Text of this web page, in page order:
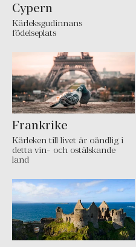
Cypern
Kärleksgudinnans
födelseplats
Frankrike
Kärleken till livet är oändlig i
detta vin- och ostälskande
land